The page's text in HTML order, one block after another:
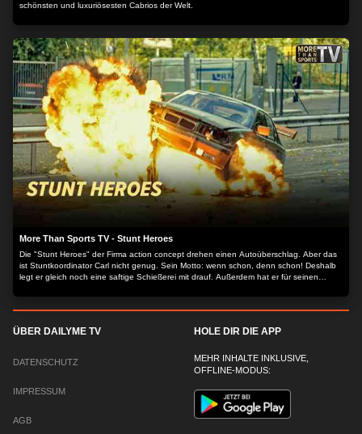
schönsten und luxuriösesten Cabrios der Welt.
More Than Sports TV - Stunt Heroes
Die "Stunt Heroes" der Firma action concept drehen einen Autoüberschlag. Aber das
ist Stuntkoordinator Carl nicht genug. Sein Motto: wenn schon, denn schon! Deshalb
legt er gleich noch eine saftige Schießerei mit drauf. Außerdem hat er für seinen
Beifahrersitz Platz nehmen - zum allerersten Mal! Neue spektakuläre Reportage über
die Entstehung eines Autostunts!
ÜBER DAILYME TV
DATENSCHUTZ
IMPRESSUM
AGB
HOLE DIR DIE APP
MEHR INHALTE INKLUSIVE,
OFFLINE-MODUS: